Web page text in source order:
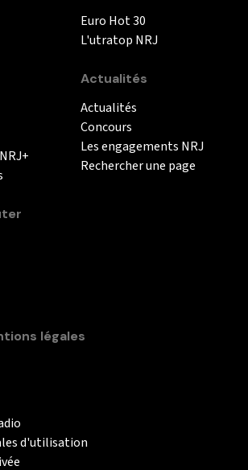
Euro Hot 30
L'utratop NRJ
Actualités
Actualités
Concours
Les engagements NRJ
Rechercher une page
légales
d'utilisation